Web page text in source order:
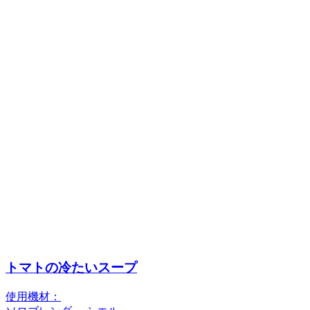
トマトの冷たいスープ
使用機材：